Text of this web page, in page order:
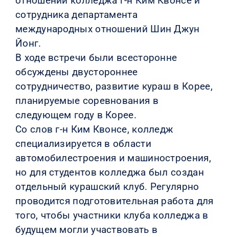
сотрудника департамента
международных отношений Шин Джун
Йонг.
В ходе встречи были всесторонне
обсуждены двустороннее
сотрудничество, развитие кураш в Корее,
планируемые соревнования в
следующем году в Корее.
Со слов г-н Ким Квонсе, колледж
специализируется в области
автомобилестроения и машиностроения,
но для студентов колледжа был создан
отдельный курашский клуб. Регулярно
проводится подготовительная работа для
того, чтобы участники клуба колледжа в
будущем могли участвовать в